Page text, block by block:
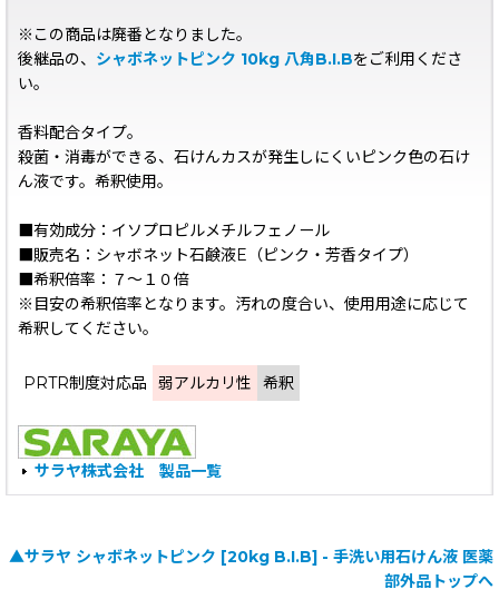
※この商品は廃番となりました。
後継品の、 シャボネットピンク 10kg 八角B.I.Bをご利用くださ
い。
香料配合タイプ。
殺菌・消毒ができる、石けんカスが発生しにくいピンク色の石け
ん液です。希釈使用。
■有効成分：イソプロピルメチルフェノール
■販売名：シャボネット石鹸液E（ピンク・芳香タイプ）
■希釈倍率：７〜１０倍
※目安の希釈倍率となります。汚れの度合い、使用用途に応じて
希釈してください。
PRTR制度対応品 弱アルカリ性 希釈
サラヤ株式会社 製品一覧
▲サラヤ シャボネットピンク [20kg B.I.B] - 手洗い用石けん液 医薬
部外品トップへ